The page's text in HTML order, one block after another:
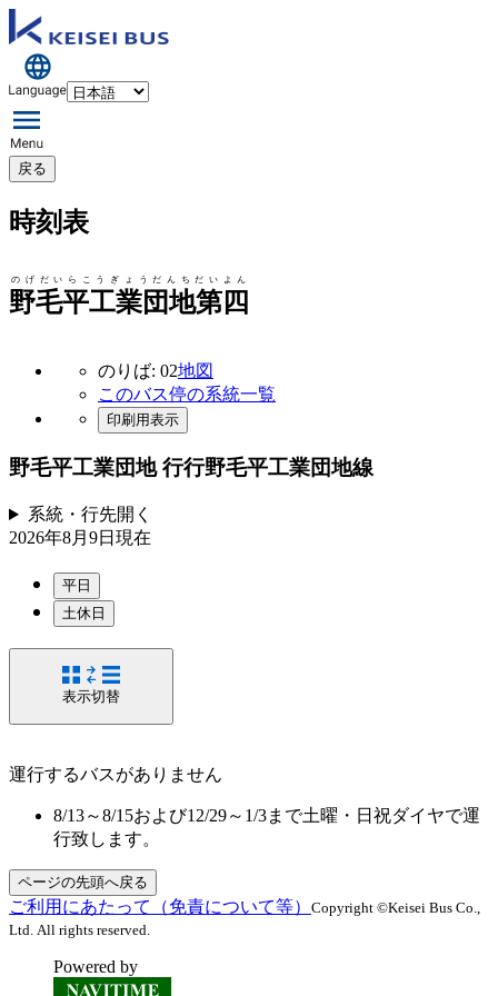
戻る
時刻表
野毛平工業団地第四
のげだいらこうぎょうだんちだいよん
のりば: 02地図
このバス停の系統一覧
印刷用表示
野毛平工業団地 行行野毛平工業団地線
系統・行先開く
2026年8月9日 現在
平日
土休日
表示切替
運行するバスがありません
8/13～8/15および12/29～1/3まで土曜・日祝ダイヤで運
行致します。
ページの先頭へ戻る
ご利用にあたって（免責について等） Copyright ©Keisei Bus Co.,
Ltd. All rights reserved.
Powered by